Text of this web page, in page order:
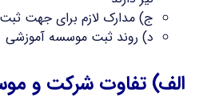
ج) مدارک لازم برای جهت
د) روند ثبت موسسه آموزشی
الف) تفاوت شرکت و